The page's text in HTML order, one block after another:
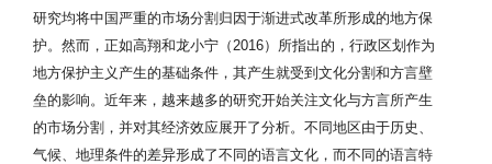
研究均将中国严重的市场分割归因于渐进式改革所形成的地方保
护。然而，正如高翔和龙小宁（2016）所指出的，行政区划作为
地方保护主义产生的基础条件，其产生就受到文化分割和方言壁
垒的影响。近年来，越来越多的研究开始关注文化与方言所产生
的市场分割，并对其经济效应展开了分析。不同地区由于历史、
气候、地理条件的差异形成了不同的语言文化，而不同的语言特